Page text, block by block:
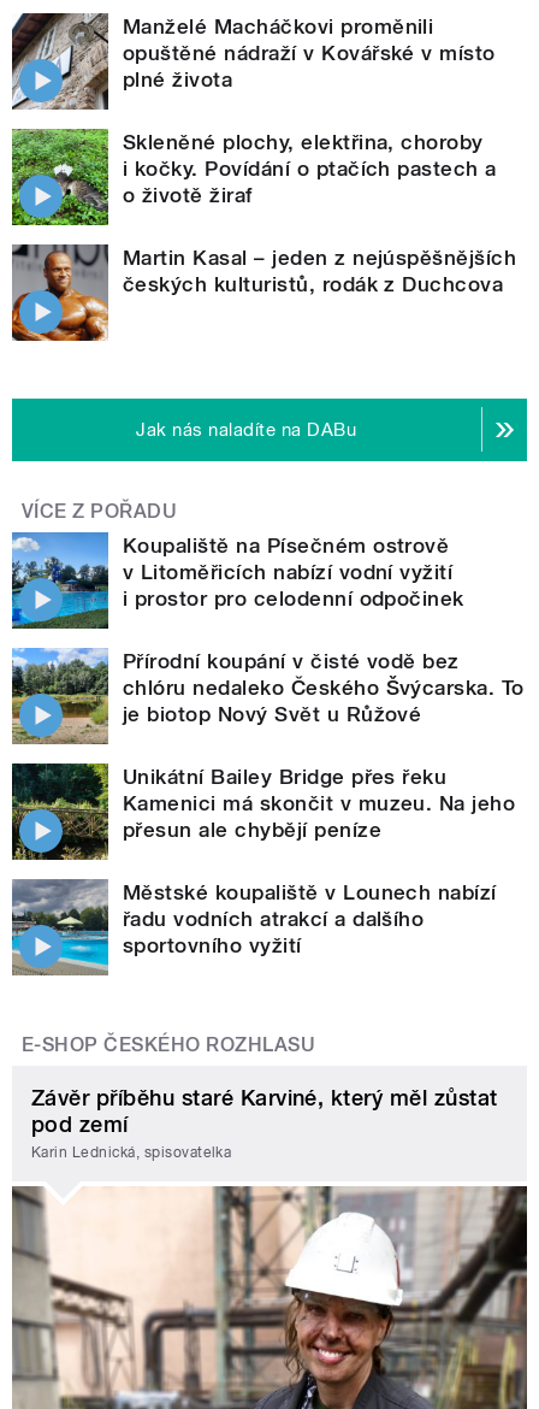
Manželé Macháčkovi proměnili
opuštěné nádraží v Kovářské v místo
plné života
Skleněné plochy, elektřina, choroby
i kočky. Povídání o ptačích pastech a
o životě žiraf
Martin Kasal – jeden z nejúspěšnějších
českých kulturistů, rodák z Duchcova
Jak nás naladíte na DABu
VÍCE Z POŘADU
Koupaliště na Písečném ostrově
v Litoměřicích nabízí vodní vyžití
i prostor pro celodenní odpočinek
Přírodní koupání v čisté vodě bez
chlóru nedaleko Českého Švýcarska. To
je biotop Nový Svět u Růžové
Unikátní Bailey Bridge přes řeku
Kamenici má skončit v muzeu. Na jeho
přesun ale chybějí peníze
Městské koupaliště v Lounech nabízí
řadu vodních atrakcí a dalšího
sportovního vyžití
E-SHOP ČESKÉHO ROZHLASU
Závěr příběhu staré Karviné, který měl zůstat
pod zemí
Karin Lednická, spisovatelka